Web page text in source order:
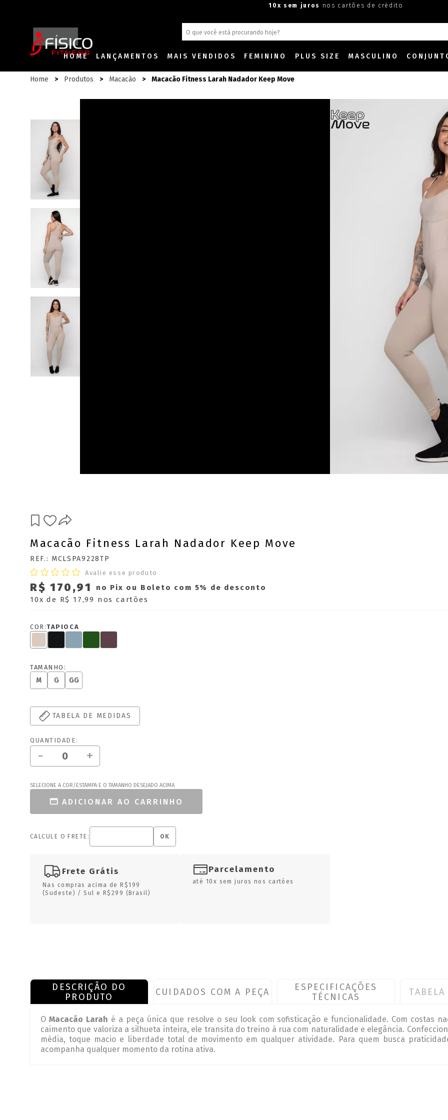
10x sem juros nos cartões de crédito
HOME LANÇAMENTOS MAIS VENDIDOS FEMININO PLUS SIZE MASCULINO
Home Produtos Macacão Macacão Fitness Larah Nadador Keep Move
Macacão Fitness Larah Nadador Keep Move
REF.: MCLSPA9228TP
Avalie esse produto
R$ 170,91
no Pix ou Boleto com 5% de desconto
10x de R$ 17,99 nos cartões
COR:TAPIOCA
TAMANHO:
M G GG
TABELA DE MEDIDAS
QUANTIDADE:
- +
SELECIONE A COR/ESTAMPA E O TAMANHO DESEJADO ACIMA
ADICIONAR AO CARRINHO
CALCULE O FRETE: OK
Frete Grátis
Nas compras acima de R$199
(Sudeste) / Sul e R$299 (Brasil)
Parcelamento
até 10x sem juros nos cartões
DESCRIÇÃO DO
PRODUTO
CUIDADOS COM A PEÇA
ESPECIFICAÇÕES
TÉCNICAS
O Macacão Larah é a peça única que resolve o seu look com sofisticação e funcionalidade. Com costas
caimento que valoriza a silhueta inteira, ele transita do treino à rua com naturalidade e elegância.
média, toque macio e liberdade total de movimento em qualquer atividade. Para quem busca
acompanha qualquer momento da rotina ativa.